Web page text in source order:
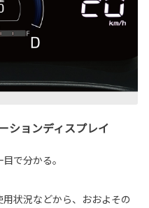
ションディスプレイ
で分かる。
状況などから、おおよその